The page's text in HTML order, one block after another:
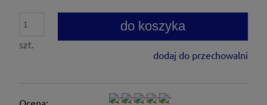
szt.
do koszyka
dodaj do przechowalni
Ocena: